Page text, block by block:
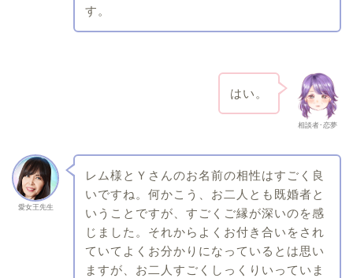
す。
相談者･恋夢
はい。
愛女王先生
レム様とＹさんのお名前の相性はすごく良
いですね。何かこう、お二人とも既婚者と
いうことですが、すごくご縁が深いのを感
じました。それからよくお付き合いをされ
ていてよくお分かりになっているとは思い
ますが、お二人すごくしっくりいっていま